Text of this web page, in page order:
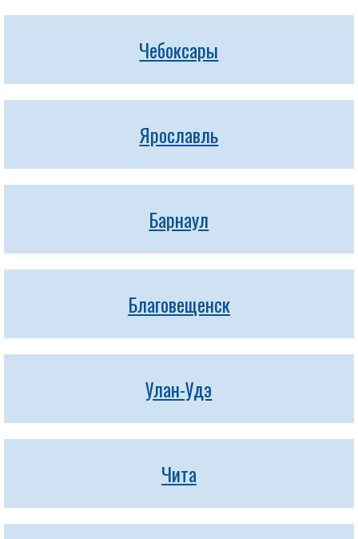
Чебоксары
Ярославль
Барнаул
Благовещенск
Улан-Удэ
Чита